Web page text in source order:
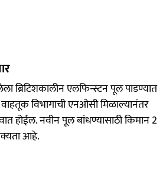
ब्रिटिशकालीन एलफिन्स्टन पूल पाडण्यात
विभागाची एनओसी मिळाल्यानंतर
होईल. नवीन पूल बांधण्यासाठी किमान 2
आहे.